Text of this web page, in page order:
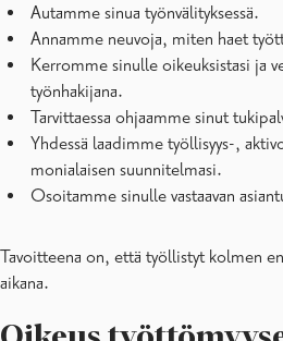
Autamme sinua työnvälityksessä.
Annamme neuvoja, miten haet
Kerromme sinulle oikeuksistasi ja
työnhakijana.
Tarvittaessa ohjaamme sinut
Yhdessä laadimme työllisyys-,
monialaisen suunnitelmasi.
Osoitamme sinulle vastaavan
Tavoitteena on, että työllistyt kolmen
aikana.